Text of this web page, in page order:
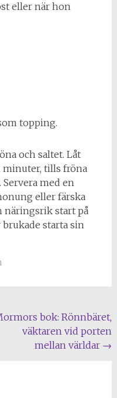
eller när hon
topping.
och saltet. Låt
minuter, tills fröna
med en
eller färska
näringsrik start på
starta sin
bok: Rönnbäret,
väktaren vid porten
mellan världar →